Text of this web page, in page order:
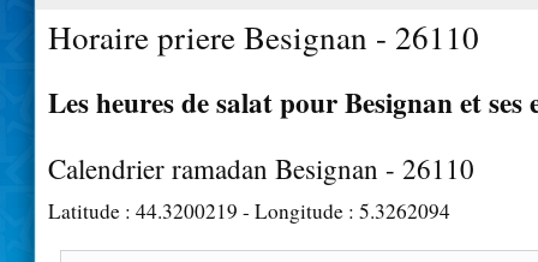
Horaire priere Besignan - 26110
Les heures de salat pour Besignan et ses
Calendrier ramadan Besignan - 26110
Latitude : 44.3200219 - Longitude : 5.3262094